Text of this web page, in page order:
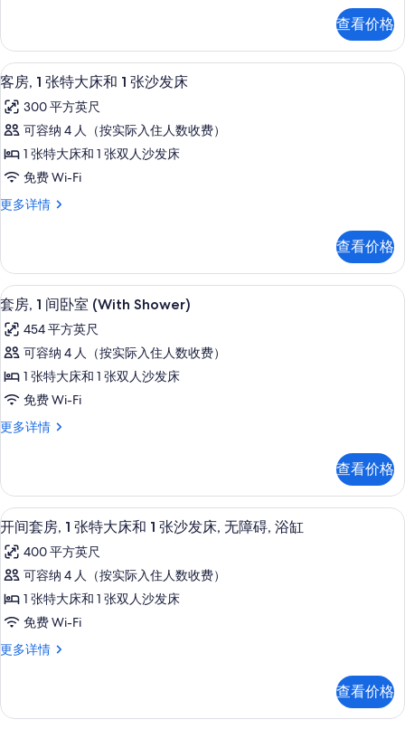
的
所
有
照
片
卧
室
更
信
息
查看价格
显
示
客
房,
1
张
特
床
和
1
张
沙
发
床
的
照
片
客房, 1 张特大床和 1 张沙发床 | 客房
5
客房, 1 张特大床和 1 张沙发床
300 平方英尺
可容纳 4 人（按实际入住人数收费）
1 张特大床和 1 张双人沙发床
免费 Wi-Fi
更多详情
客
特
大
床
张
发
床
多
查看价格
显
示
套
房,
1
间
卧
(With
Shower)
的
所
有
照
片
客房内保险箱、办公桌、熨斗/熨衣板
7
套房, 1 间卧室 (With Shower)
454 平方英尺
可容纳 4 人（按实际入住人数收费）
1 张特大床和 1 张双人沙发床
免费 Wi-Fi
更多详情
套
卧
室
(With
更
多
息
查看价格
显
示
开
间
套
1
特
客房内保险箱、办公桌、熨斗/熨衣板
9
开间套房, 1 张特大床和 1 张沙发床, 无障碍, 浴缸
400 平方英尺
可容纳 4 人（按实际入住人数收费）
1 张特大床和 1 张双人沙发床
免费 Wi-Fi
更多详情
开
1
查看价格